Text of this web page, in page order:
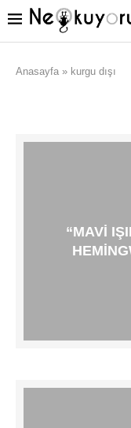
Anasayfa » kurgu dışı
“MAVI